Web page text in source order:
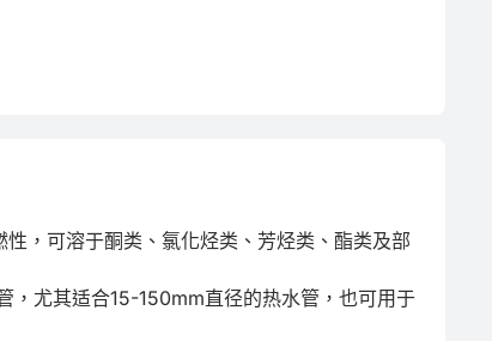
，可溶于酮类、氯化烃类、芳烃类、酯类及部
，尤其适合15-150mm直径的热水管，也可用于